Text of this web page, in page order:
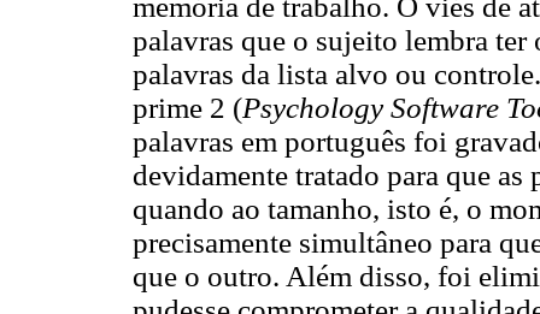
palavras que o sujeito lembra
palavras da lista alvo ou
prime 2 (Psychology Software
palavras em português foi
devidamente tratado para que as
quando ao tamanho, isto é, o
precisamente simultâneo para
que o outro. Além disso, foi